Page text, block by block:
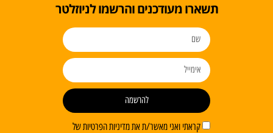
תשארו מעודכנים והרשמו לניוזלטר
קראתי ואני מאשר/ת את מדיניות הפרטיות של
להרשמה